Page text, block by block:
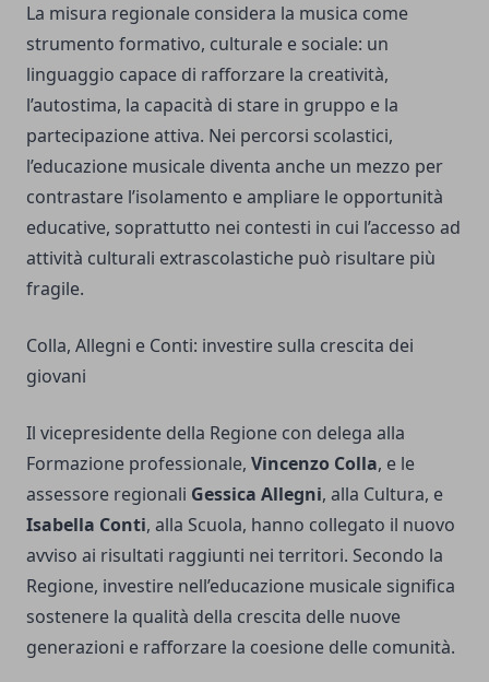
La misura regionale considera la musica come
strumento formativo, culturale e sociale: un
linguaggio capace di rafforzare la creatività,
l’autostima, la capacità di stare in gruppo e la
partecipazione attiva. Nei percorsi scolastici,
l’educazione musicale diventa anche un mezzo per
contrastare l’isolamento e ampliare le opportunità
educative, soprattutto nei contesti in cui l’accesso ad
attività culturali extrascolastiche può risultare più
fragile.
Colla, Allegni e Conti: investire sulla crescita dei
giovani
Il vicepresidente della Regione con delega alla
Formazione professionale, Vincenzo Colla, e le
assessore regionali Gessica Allegni, alla Cultura, e
Isabella Conti, alla Scuola, hanno collegato il nuovo
avviso ai risultati raggiunti nei territori. Secondo la
Regione, investire nell’educazione musicale significa
sostenere la qualità della crescita delle nuove
generazioni e rafforzare la coesione delle comunità.